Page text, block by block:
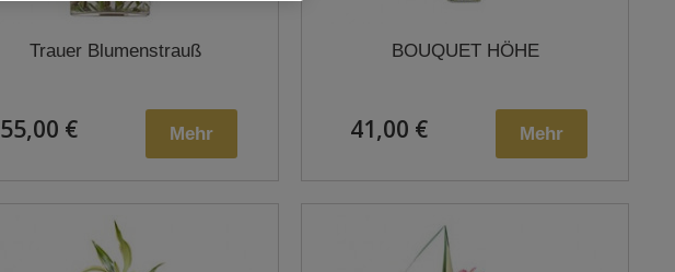
Trauer Blumenstrauß
55,00 € Mehr
BOUQUET HÖHE
41,00 € Mehr